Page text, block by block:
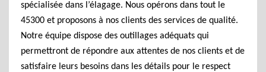
spécialisée dans l’élagage. Nous opérons dans tout le
45300 et proposons à nos clients des services de qualité.
Notre équipe dispose des outillages adéquats qui
permettront de répondre aux attentes de nos clients et de
satisfaire leurs besoins dans les détails pour le respect